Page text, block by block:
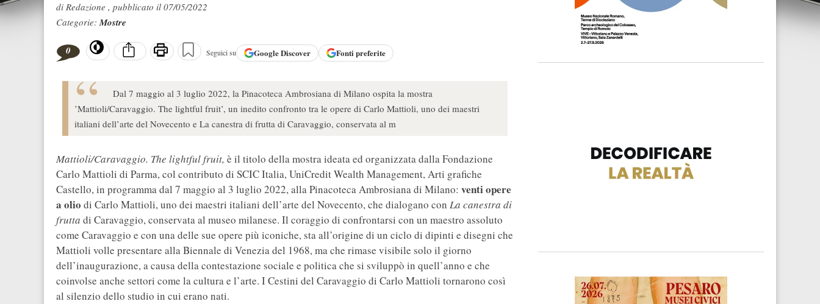
di Redazione , pubblicato il 07/05/2022
Categorie:Mostre
0 Seguici su GoogleDiscover Fonti preferite
Dal 7 maggio al 3 luglio 2022, la Pinacoteca Ambrosiana di Milano ospita la mostra
’Mattioli/Caravaggio. The lightful fruit’, un inedito confronto tra le opere di Carlo Mattioli, uno dei maestri
italiani dell’arte del Novecento e La canestra di frutta di Caravaggio, conservata al m
Mattioli/Caravaggio. The lightful fruit, è il titolo della mostra ideata ed organizzata dalla Fondazione
Carlo Mattioli di Parma, col contributo di SCIC Italia, UniCredit Wealth Management, Arti grafiche
Castello, in programma dal 7 maggio al 3 luglio 2022, alla Pinacoteca Ambrosiana di Milano: venti opere
a olio di Carlo Mattioli, uno dei maestri italiani dell’arte del Novecento, che dialogano con La canestra di
frutta di Caravaggio, conservata al museo milanese. Il coraggio di confrontarsi con un maestro assoluto
come Caravaggio e con una delle sue opere più iconiche, sta all’origine di un ciclo di dipinti e disegni che
Mattioli volle presentare alla Biennale di Venezia del 1968, ma che rimase visibile solo il giorno
dell’inaugurazione, a causa della contestazione sociale e politica che si sviluppò in quell’anno e che
coinvolse anche settori come la cultura e l’arte. I Cestini del Caravaggio di Carlo Mattioli tornarono così
al silenzio dello studio in cui erano nati.